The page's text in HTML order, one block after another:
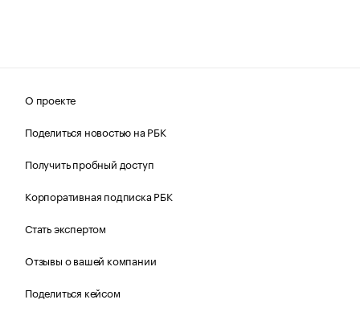
О проекте
Поделиться новостью на РБК
Получить пробный доступ
Корпоративная подписка РБК
Стать экспертом
Отзывы о вашей компании
Поделиться кейсом